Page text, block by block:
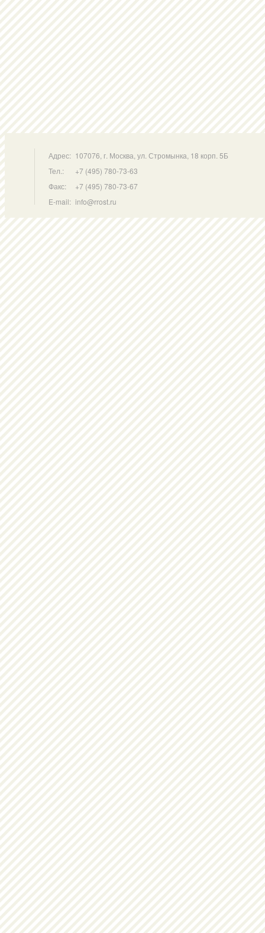
Адрес: 107076, г. Москва, ул. Стромынка, 18 корп. 5Б
Тел.:
+7 (495) 780-73-63
Факс:
+7 (495) 780-73-67
E-mail: info@rrost.ru